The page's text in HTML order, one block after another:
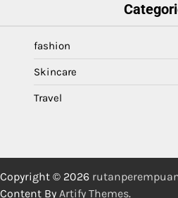
fashion
Skincare
Travel
Copyright © 2026
Content By Artify Themes.